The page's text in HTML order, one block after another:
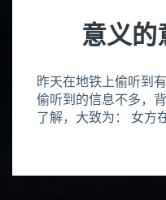
意义的
昨天在地铁上偷听到
偷听到的信息不多，
了解，大致为： 女方